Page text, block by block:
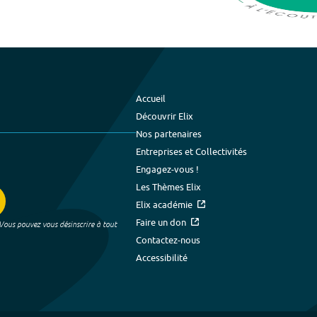
pouvez vous désinscrire à tout
Accueil
Découvrir Elix
Nos partenaires
Entreprises et Collectivités
Engagez-vous !
Les Thèmes Elix
Elix académie
Faire un don
Contactez-nous
Accessibilité